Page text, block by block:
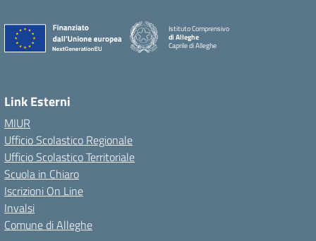
Istituto Comprensivo
di Alleghe
Caprile di Alleghe
Link Esterni
MIUR
Ufficio Scolastico Regionale
Ufficio Scolastico Territoriale
Scuola in Chiaro
Iscrizioni On Line
Invalsi
Comune di Alleghe